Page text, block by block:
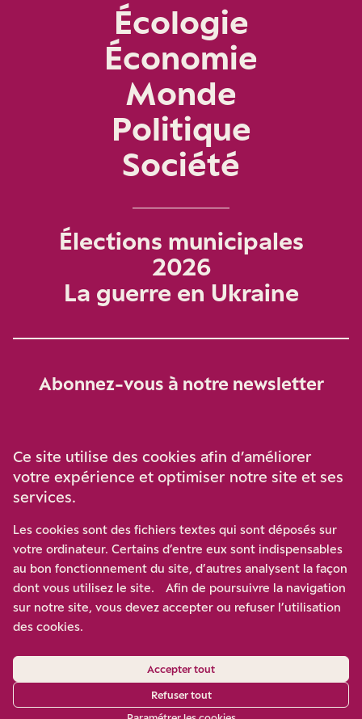
Écologie
Économie
Monde
Politique
Société
Élections municipales
2026
La guerre en Ukraine
Abonnez-vous à notre newsletter
Participez à notre effort pour conforter la démocratie en
luttant contre l’ascension aux extrêmes, et la
disqualification de l’adversaire, en promouvant la
confrontation des idées et des opinions.
Nous soutenir
Ce site utilise des cookies afin d’améliorer
votre expérience et optimiser notre site et ses
services.
Les cookies sont des fichiers textes qui sont déposés sur
votre ordinateur. Certains d’entre eux sont indispensables
au bon fonctionnement du site, d’autres analysent la façon
dont vous utilisez le site. Afin de poursuivre la navigation
sur notre site, vous devez accepter ou refuser l’utilisation
des cookies.
Accepter tout
Refuser tout